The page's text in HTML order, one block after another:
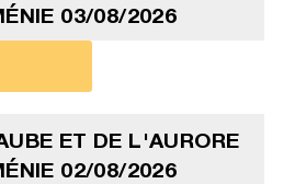
03/08/2026
ET DE L'AURORE
02/08/2026